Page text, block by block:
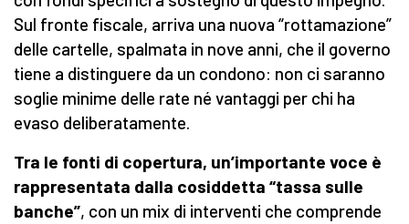
Sul fronte fiscale, arriva una nuova “rottamazione”
delle cartelle, spalmata in nove anni, che il governo
tiene a distinguere da un condono: non ci saranno
soglie minime delle rate né vantaggi per chi ha
evaso deliberatamente.
Tra le fonti di copertura, un’importante voce è
rappresentata dalla cosiddetta “tassa sulle
banche”, con un mix di interventi che comprende